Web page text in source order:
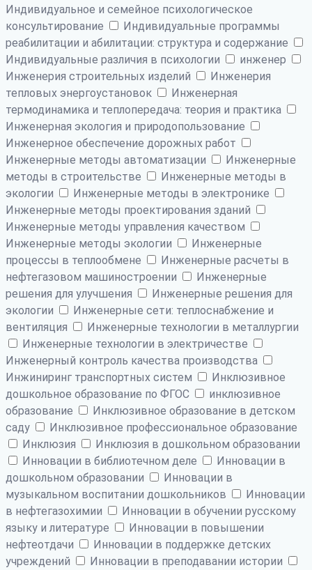
Индивидуальное и семейное психологическое
консультирование
Индивидуальные программы
реабилитации и абилитации: структура и содержание
Индивидуальные различия в психологии
инженер
Инженерия строительных изделий
Инженерия
тепловых энергоустановок
Инженерная
термодинамика и теплопередача: теория и практика
Инженерная экология и природопользование
Инженерное обеспечение дорожных работ
Инженерные методы автоматизации
Инженерные
методы в строительстве
Инженерные методы в
экологии
Инженерные методы в электронике
Инженерные методы проектирования зданий
Инженерные методы управления качеством
Инженерные методы экологии
Инженерные
процессы в теплообмене
Инженерные расчеты в
нефтегазовом машиностроении
Инженерные
решения для улучшения
Инженерные решения для
экологии
Инженерные сети: теплоснабжение и
вентиляция
Инженерные технологии в металлургии
Инженерные технологии в электричестве
Инженерный контроль качества производства
Инжиниринг транспортных систем
Инклюзивное
дошкольное образование по ФГОС
инклюзивное
образование
Инклюзивное образование в детском
саду
Инклюзивное профессиональное образование
Инклюзия
Инклюзия в дошкольном образовании
Инновации в библиотечном деле
Инновации в
дошкольном образовании
Инновации в
музыкальном воспитании дошкольников
Инновации
в нефтегазохимии
Инновации в обучении русскому
языку и литературе
Инновации в повышении
нефтеотдачи
Инновации в поддержке детских
учреждений
Инновации в преподавании истории